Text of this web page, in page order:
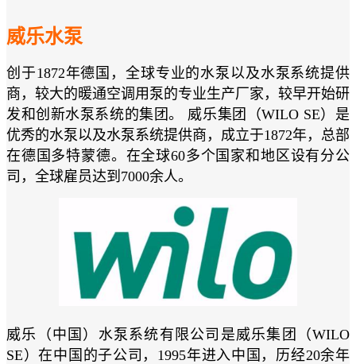
威乐水泵
创于1872年德国，全球专业的水泵以及水泵系统提供
商，较大的暖通空调用泵的专业生产厂家，较早开始研
发和创新水泵系统的集团。 威乐集团（WILO SE）是
优秀的水泵以及水泵系统提供商，成立于1872年，总部
在德国多特蒙德。在全球60多个国家和地区设有分公
司，全球雇员达到7000余人。
威乐（中国）水泵系统有限公司是威乐集团（WILO
SE）在中国的子公司，1995年进入中国，历经20余年